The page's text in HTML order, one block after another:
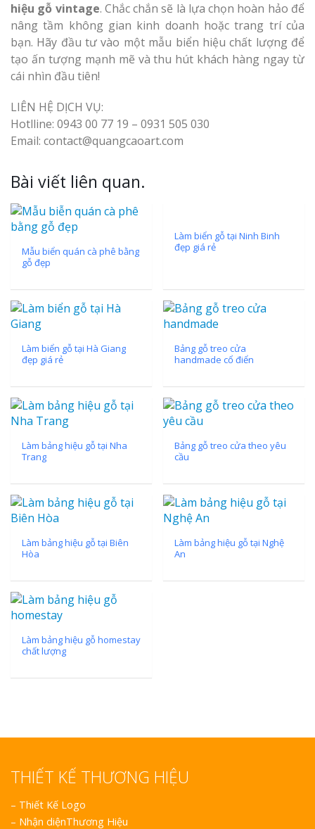
hiệu gỗ vintage. Chắc chắn sẽ là lựa chọn hoàn hảo để
nâng tầm không gian kinh doanh hoặc trang trí của
bạn. Hãy đầu tư vào một mẫu biển hiệu chất lượng để
tạo ấn tượng mạnh mẽ và thu hút khách hàng ngay từ
cái nhìn đầu tiên!
LIÊN HỆ DỊCH VỤ:
Hotlline: 0943 00 77 19 – 0931 505 030
Email: contact@quangcaoart.com
Bài viết liên quan.
Mẫu biển quán cà phê bằng
gỗ đẹp
Làm biển gỗ tại Ninh Binh
đẹp giá rẻ
Làm biển gỗ tại Hà Giang
đẹp giá rẻ
Bảng gỗ treo cửa
handmade cổ điển
Làm bảng hiệu gỗ tại Nha
Trang
Bảng gỗ treo cửa theo yêu
cầu
Làm bảng hiệu gỗ tại Biên
Hòa
Làm bảng hiệu gỗ tại Nghệ
An
Làm bảng hiệu gỗ homestay
chất lượng
THIẾT KẾ THƯƠNG HIỆU
– Thiết Kế Logo
– Nhận diệnThương Hiệu